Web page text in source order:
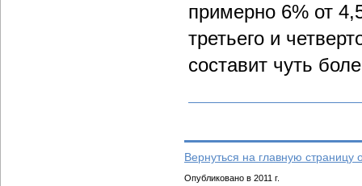
примерно 6% от
третьего и
составит чуть
Вернуться на главную страницу
Опубликовано в 2011 г.